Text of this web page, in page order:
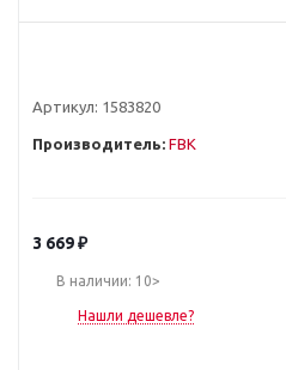
Артикул: 1583820
Производитель: FBK
3 669₽
В наличии: 10>
Нашли дешевле?